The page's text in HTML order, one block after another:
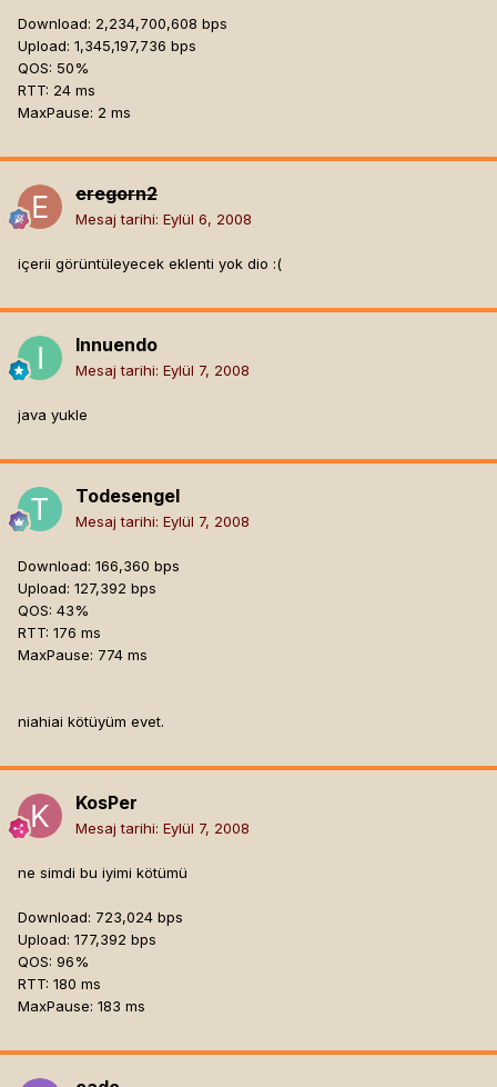
Download: 2,234,700,608 bps
Upload: 1,345,197,736 bps
QOS: 50%
RTT: 24 ms
MaxPause: 2 ms
eregorn2
Mesaj tarihi: Eylül 6, 2008
içerii görüntüleyecek eklenti yok dio :(
Innuendo
Mesaj tarihi: Eylül 7, 2008
java yukle
Todesengel
Mesaj tarihi: Eylül 7, 2008
Download: 166,360 bps
Upload: 127,392 bps
QOS: 43%
RTT: 176 ms
MaxPause: 774 ms
niahiai kötüyüm evet.
KosPer
Mesaj tarihi: Eylül 7, 2008
ne simdi bu iyimi kötümü
Download: 723,024 bps
Upload: 177,392 bps
QOS: 96%
RTT: 180 ms
MaxPause: 183 ms